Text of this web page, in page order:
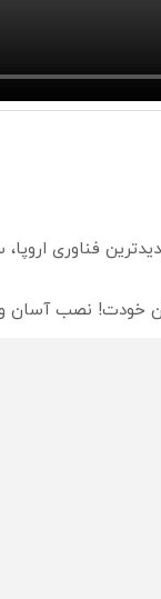
فناوری
خودت! نصب آسان و